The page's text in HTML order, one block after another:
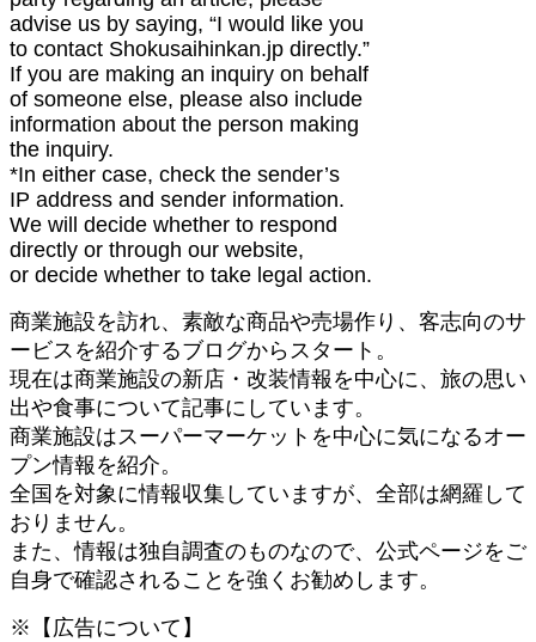
advise us by saying, “I would like you
to contact Shokusaihinkan.jp directly.”
If you are making an inquiry on behalf
of someone else, please also include
information about the person making
the inquiry.
*In either case, check the sender’s
IP address and sender information.
We will decide whether to respond
directly or through our website,
or decide whether to take legal action.
商業施設を訪れ、素敵な商品や売場作り、客志向のサ
ービスを紹介するブログからスタート。
現在は商業施設の新店・改装情報を中心に、旅の思い
出や食事について記事にしています。
商業施設はスーパーマーケットを中心に気になるオー
プン情報を紹介。
全国を対象に情報収集していますが、全部は網羅して
おりません。
また、情報は独自調査のものなので、公式ページをご
自身で確認されることを強くお勧めします。
※【広告について】